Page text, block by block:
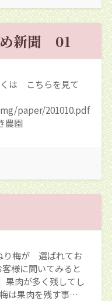
新聞 01
は こちらを見て
paper/201010.pdf
農園
り梅が 選ばれてお
様に聞いてみると
肉が多く残してし
は果肉を残す事…